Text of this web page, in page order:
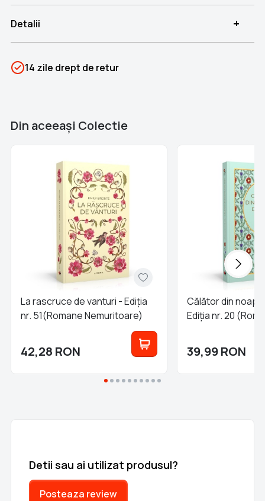
Detalii +
Categorii
Romane Nemuritoare
14 zile drept de retur
Din aceeaşi Colectie
La rascruce de vanturi - Ediția
nr. 51(Romane Nemuritoare)
42,28 RON
Călător din
Ediția nr. 20
39,99 RON
Detii sau ai utilizat produsul?
Posteaza review